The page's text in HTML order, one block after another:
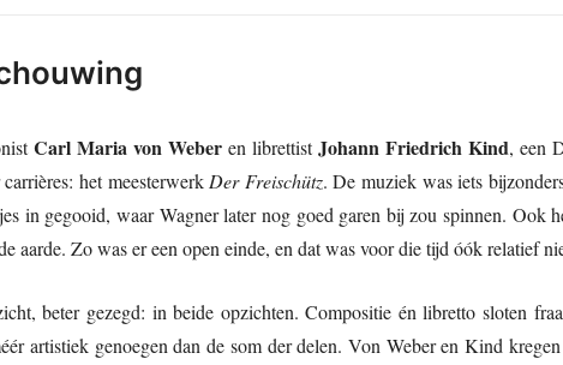
Carl Maria von Weber en librettistJohann Friedrich Kind, een
het meesterwerk Der Freischütz. De muziek was iets
in gegooid, waar Wagner later nog goed garen bij zou spinnen.
aarde. Zo was er een open einde, en dat was voor die tijd óók relatief
beter gezegd: in beide opzichten. Compositie én libretto sloten
artistiek genoegen dan de som der delen. Von Weber en Kind